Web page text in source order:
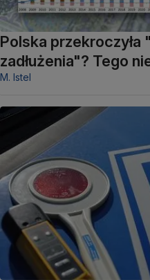
Polska
zadłużenia"? Tego
M. Istel